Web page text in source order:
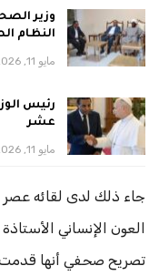
وزير
النظام
مايو 11, 2026
رئيس
عشر
مايو 11, 2026
جاء ذلك لدى لقائه
العون الإنساني
تصريح صحفي أنها قدمت